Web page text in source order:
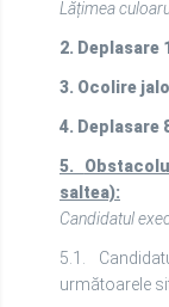
Lățimea
2. Deplasare
3. Ocolire
4. Deplasare
5.
saltea):
Candidatul
5.1.
următoarele